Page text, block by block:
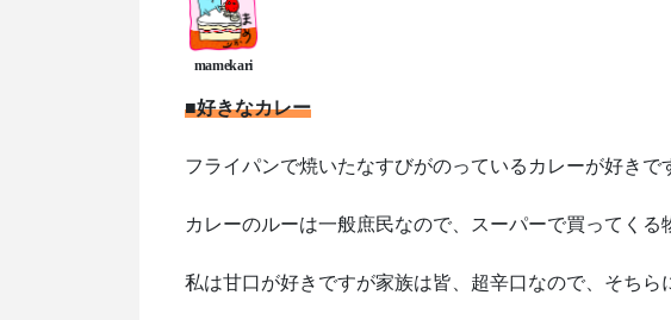
■好きなカレー
フライパンで焼いたなすびがのっているカレーが好きで
カレーのルーは一般庶民なので、スーパーで買ってくる
私は甘口が好きですが家族は皆、超辛口なので、そちら